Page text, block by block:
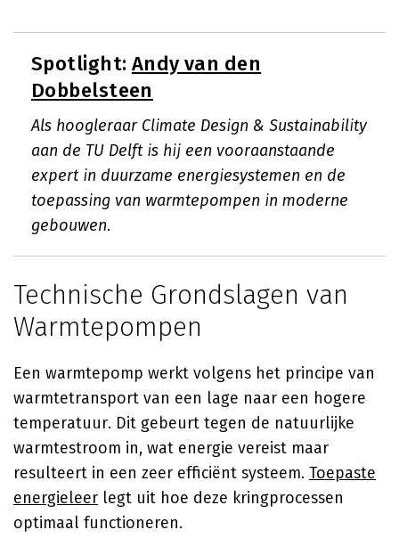
Spotlight: Andy van den
Dobbelsteen
Als hoogleraar Climate Design & Sustainability
aan de TU Delft is hij een vooraanstaande
expert in duurzame energiesystemen en de
toepassing van warmtepompen in moderne
gebouwen.
Technische Grondslagen van
Warmtepompen
Een warmtepomp werkt volgens het principe van
warmtetransport van een lage naar een hogere
temperatuur. Dit gebeurt tegen de natuurlijke
warmtestroom in, wat energie vereist maar
resulteert in een zeer efficiënt systeem. Toepaste
energieleer legt uit hoe deze kringprocessen
optimaal functioneren.